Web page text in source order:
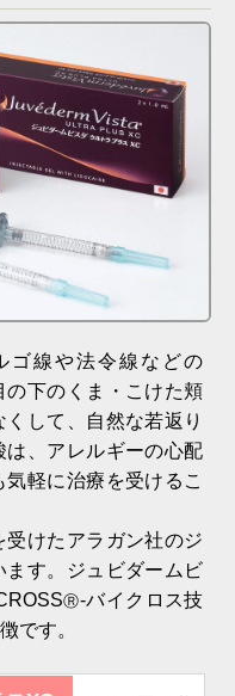
ゴ線や法令線などの
の下のくま・こけた頬
して、自然な若返り
は、アレルギーの心配
軽に治療を受けるこ
けたアラガン社のジ
ます。ジュビダームビ
Ⓡ-バイクロス技
です。